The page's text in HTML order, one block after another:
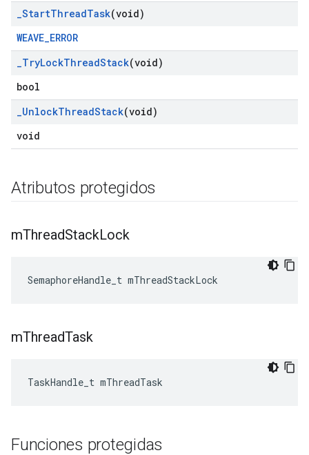
_StartThreadTask(void)
WEAVE_ERROR
_TryLockThreadStack(void)
bool
_UnlockThreadStack(void)
void
Atributos protegidos
mThreadStackLock
SemaphoreHandle_t mThreadStackLock
mThreadTask
TaskHandle_t mThreadTask
Funciones protegidas